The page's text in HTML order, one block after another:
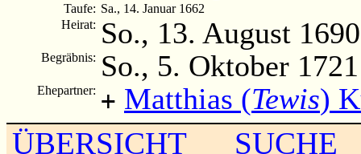
Taufe: Sa., 14. Januar 1662
Heirat: So., 13. August 1690
Begräbnis: So., 5. Oktober 1721
Ehepartner: + Matthias (Tewis)
ÜBERSICHT
SUCHE